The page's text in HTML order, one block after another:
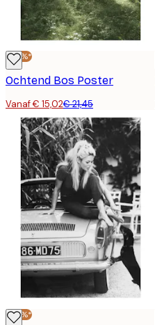
-30%*
Ochtend Bos Poster
Vanaf € 15,02€ 21,45
-30%*